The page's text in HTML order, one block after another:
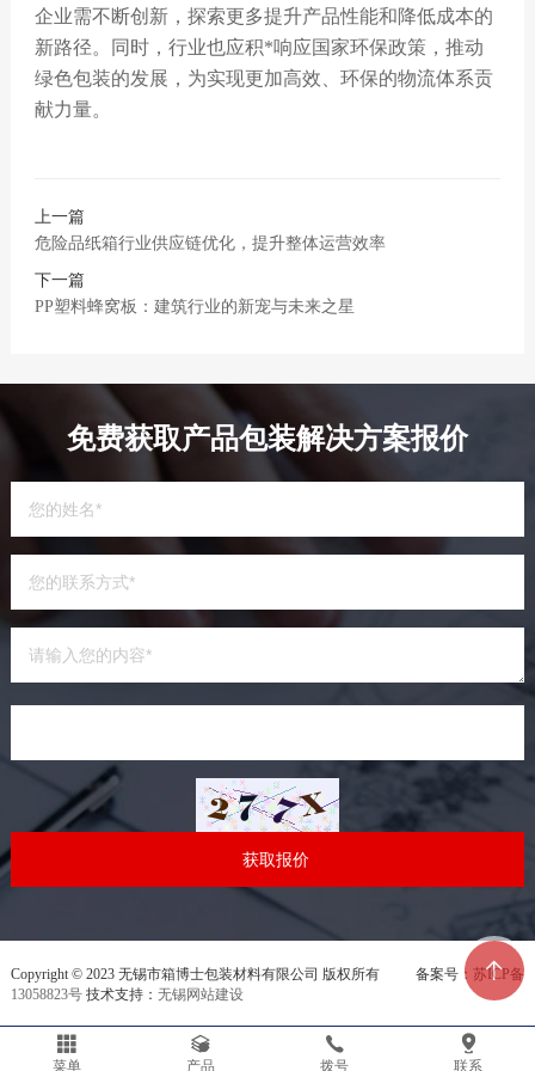
企业需不断创新，探索更多提升产品性能和降低成本的
新路径。同时，行业也应积*响应国家环保政策，推动
绿色包装的发展，为实现更加高效、环保的物流体系贡
献力量。
上一篇
危险品纸箱行业供应链优化，提升整体运营效率
下一篇
PP塑料蜂窝板：建筑行业的新宠与未来之星
免费获取产品包装解决方案报价
Copyright © 2023 无锡市箱博士包装材料有限公司 版权所有 备案号： 苏ICP备
13058823号技术支持： 无锡网站建设
菜单 产品 拨号 联系